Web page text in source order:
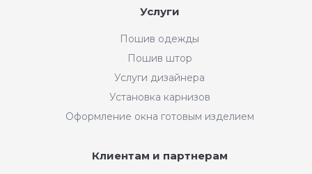
Услуги
Пошив одежды
Пошив штор
Услуги дизайнера
Установка карнизов
Оформление окна готовым изделием
Клиентам и партнерам